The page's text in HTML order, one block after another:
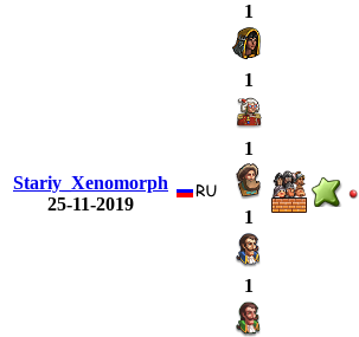
Stariy_Xenomorph
25-11-2019
1
1
1
1
1